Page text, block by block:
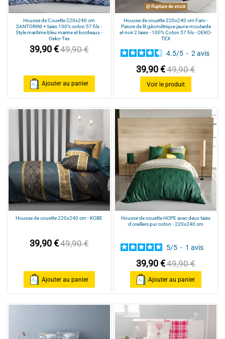
Housse de Couette 220x240 cm
SANTORINI + taies 100% coton 57 fils -
Style maritime bleu marine et bordeaux -
Oeko-Tex
39,90 €49,90 €
Ajouter au panier
Rupture de stock
Housse de couette 220x240 cm Faro -
Parure de lit géométrique jaune moutarde
et noir 2 taies - 100% Coton 57 fils - OEKO-
TEX
4.5/5 - 2avis
39,90 €49,90 €
Voir le produit
Housse de couette 220x240 cm - KOBE
39,90 €49,90 €
Ajouter au panier
Housse de couette HOPE avec deux taies
d'oreillers pur coton - 220x240 cm
5/5 - 1avis
39,90 €49,90 €
Ajouter au panier